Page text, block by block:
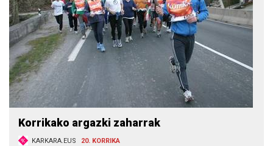
Korrikako argazki zaharrak
KARKARA.EUS 20. KORRIKA